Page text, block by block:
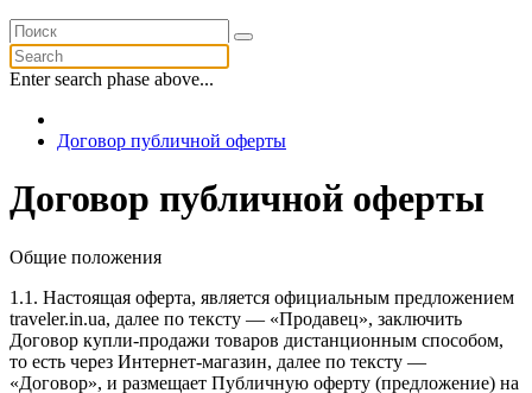
Enter search phase above...
Договор публичной оферты
Договор публичной оферты
Общие положения
1.1. Настоящая оферта, является официальным предложением
traveler.in.ua, далее по тексту — «Продавец», заключить
Договор купли-продажи товаров дистанционным способом,
то есть через Интернет-магазин, далее по тексту —
«Договор», и размещает Публичную оферту (предложение) на